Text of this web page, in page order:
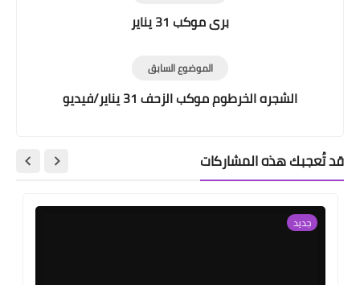
برى موكب 31 يناير
الموضوع السابق
الشجره الخرطوم موكب الزحف 31 يناير/فيديو
قد تُعجبك هذه المشاركات
جديد